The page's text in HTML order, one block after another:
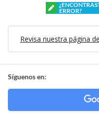
ERROR?
Revisa nuestra página
Síguenos en: